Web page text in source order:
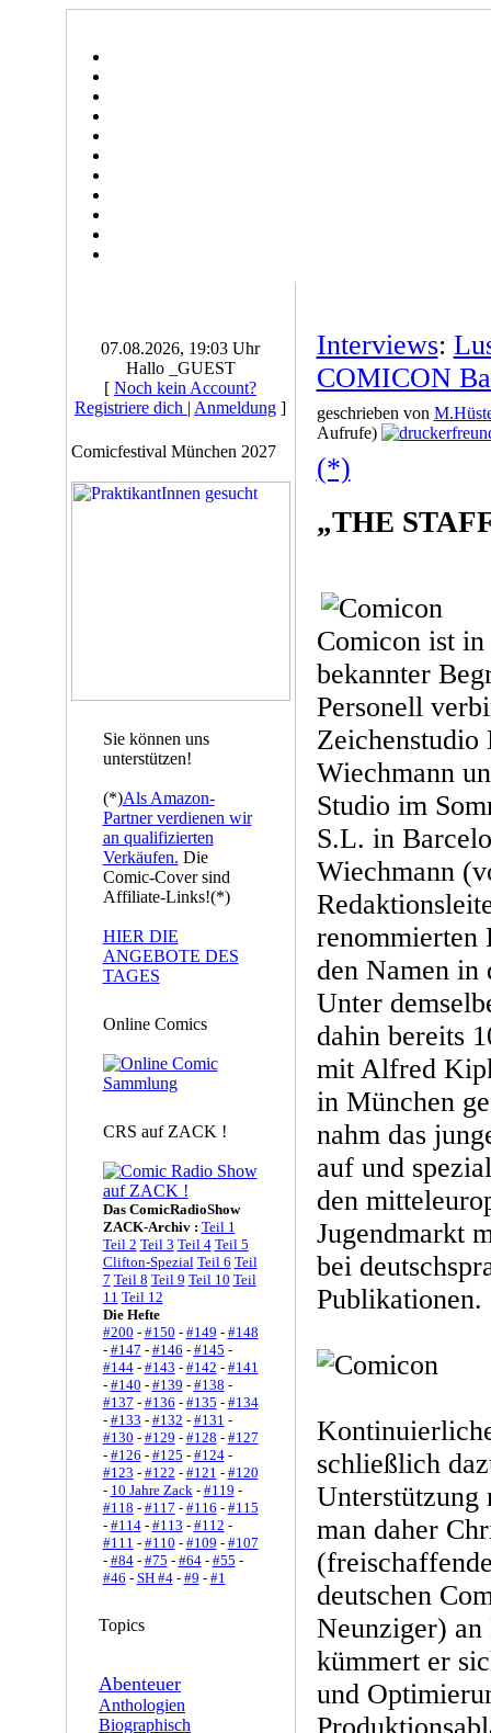
07.08.2026, 19:03 Uhr
Hallo _GUEST
[ Noch kein Account?
Registriere dich | Anmeldung ]
Comicfestival München 2027
Sie können uns
unterstützen!
(*)Als Amazon-
Partner verdienen wir
an qualifizierten
Verkäufen. Die
Comic-Cover sind
Affiliate-Links!(*)
HIER DIE
ANGEBOTE DES
TAGES
Online Comics
CRS auf ZACK !
Das ComicRadioShow
ZACK-Archiv : Teil 1
Teil 2 Teil 3 Teil 4 Teil 5
Clifton-Spezial Teil 6 Teil
7 Teil 8 Teil 9 Teil 10 Teil
11 Teil 12
Die Hefte
#200 - #150 - #149 - #148
- #147 - #146 - #145 -
#144- #143 - #142 - #141
- #140 - #139 - #138 -
#137 - #136 - #135 - #134
- #133 - #132 - #131 -
#130 - #129 - #128 - #127
- #126 - #125 - #124-
#123 - #122 - #121 - #120
- 10 Jahre Zack- #119 -
#118 - #117 - #116 - #115
- #114- #113 - #112 -
#111 - #110 - #109 - #107
- #84- #75 - #64- #55 -
#46 - SH #4- #9 - #1
Topics
Abenteuer
Anthologien
Biographisch
Interviews:
COMICON
geschrieben von
Aufrufe)
(*)
„THE
Comicon ist
bekannter
Personell
Zeichenstudio
Wiechmann
Studio im
S.L. in
Wiechmann
renommierten
den Namen in
Unter
dahin bereits
mit Alfred
in München
nahm das
auf und
den
Jugendmarkt
bei
Publikationen.
schließlich
Unterstützung
man daher
deutschen
Neunziger)
kümmert er
und